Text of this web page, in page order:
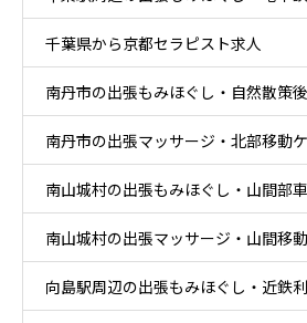
ア
千葉県から京都セラピスト求人
南丹市の出張もみほぐし・自然散策
南丹市の出張マッサージ・北部移動
南山城村の出張もみほぐし・山間部
南山城村の出張マッサージ・山間移
向島駅周辺の出張もみほぐし・近鉄